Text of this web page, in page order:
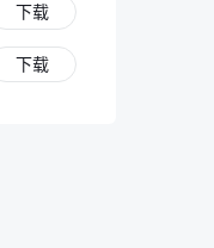
下载
下载
和我讨论